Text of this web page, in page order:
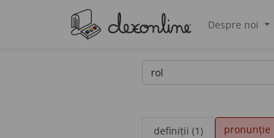
Despre noi
definiții (1) pronunție